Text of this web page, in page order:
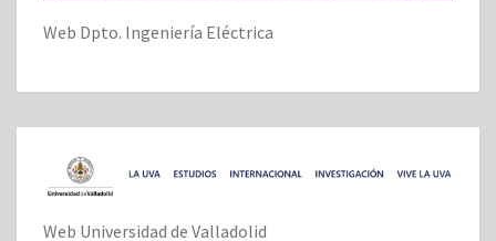
Web Dpto. Ingeniería Eléctrica
Web Universidad de Valladolid